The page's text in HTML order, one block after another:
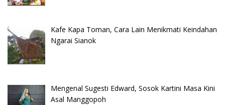
Kafe Kapa Toman, Cara Lain Menikmati Keindahan
Ngarai Sianok
Mengenal Sugesti Edward, Sosok Kartini Masa Kini
Asal Manggopoh